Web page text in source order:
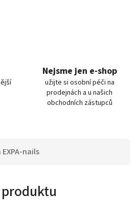
Nejsme jen e-shop
užijte si osobní péči na
prodejnách a u našich
obchodních zástupců
EXPA-nails